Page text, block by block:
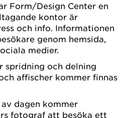
Form/Design Center en
kontor är
och info. Informationen
genom hemsida,
medier.
spridning och delning
affischer kommer finnas
dagen kommer
fotograf att besöka ett